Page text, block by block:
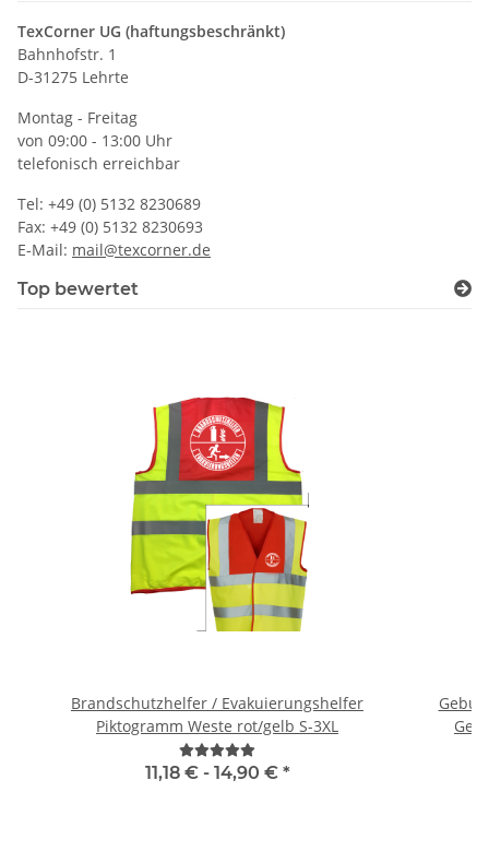
TexCorner UG (haftungsbeschränkt)
Bahnhofstr. 1
D-31275 Lehrte
Montag - Freitag
von 09:00 - 13:00 Uhr
telefonisch erreichbar
Tel: +49 (0) 5132 8230689
Fax: +49 (0) 5132 8230693
E-Mail: mail@texcorner.de
Top bewertet
Brandschutzhelfer / Evakuierungshelfer
Piktogramm Weste rot/gelb S-3XL
11,18 € - 14,90 € *